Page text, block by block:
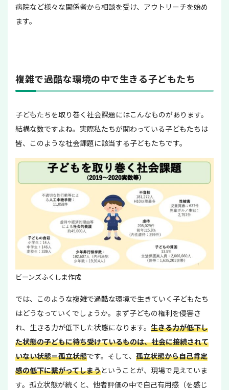
病院など様々な関係者から相談を受け、アウトリーチを始め
ます。
複雑で過酷な環境の中で生きる子どもたち
子どもたちを取り巻く社会課題にはこんなものがあります。
結構な数ですよね。実際私たちが関わっている子どもたちは
皆、このような社会課題に該当する子どもたちです。
ビーンズふくしま作成
では、このような複雑で過酷な環境で生きていく子どもたち
はどうなっていくでしょうか。まず子どもの権利を侵害さ
れ、生きる力が低下した状態になります。 生きる力が低下し
た状態の子どもに待ち受けているものは、社会に接続されて
いない状態＝孤立状態です。そして、 孤立状態から自己肯定
感の低下に繋がってしまうということが、現場で見えていま
す。孤立状態が続くと、他者評価の中で自己有用感（を感じ